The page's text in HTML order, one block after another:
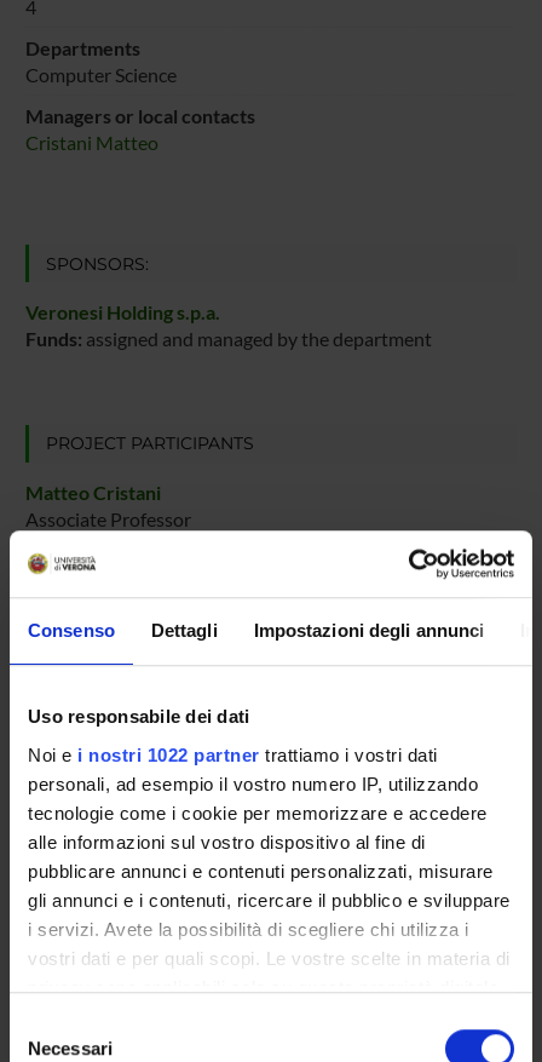
Consenso Dettagli Impostazioni degli annunci
Uso responsabile dei dati
Noi e i nostri 1022 partner trattiamo i vostri dati
personali, ad esempio il vostro numero IP, utilizzando
tecnologie come i cookie per memorizzare e accedere
alle informazioni sul vostro dispositivo al fine di
pubblicare annunci e contenuti personalizzati, misurare
gli annunci e i contenuti, ricercare il pubblico e sviluppare
i servizi. Avete la possibilità di scegliere chi utilizza i
vostri dati e per quali scopi. Le vostre scelte in materia di
privacy sono applicabili solo su questa proprietà digitale
modificare o revocare il proprio consenso in qualsiasi
delNecessari
4
Departments
Computer Science
Managers or local contacts
Cristani Matteo
SPONSORS:
Veronesi Holding s.p.a.
Funds: assigned and managed by the department
PROJECT PARTICIPANTS
Matteo Cristani
Associate Professor
Sicurezza informatica
ACTIVITIES
RESEARCH AREAS
RESEARCH GROUPS
RESEARCH FACILITIES